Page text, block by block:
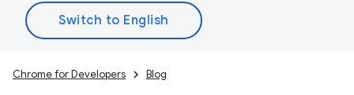
Chrome for Developers Blog